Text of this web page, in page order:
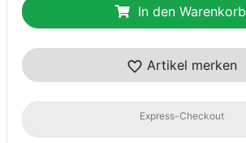
In den Warenkorb
Artikel merken
Express-Checkout